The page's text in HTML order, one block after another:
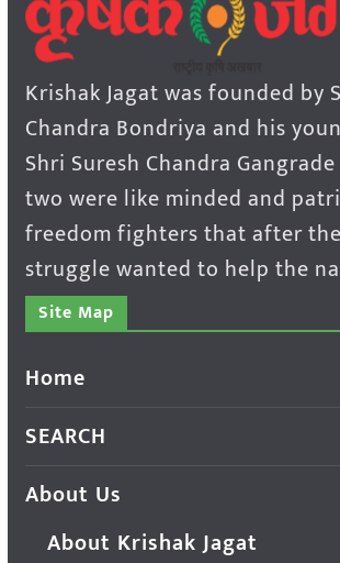
Krishak Jagat was founded by
Chandra Bondriya and his
Shri Suresh Chandra
two were like minded and
freedom fighters that after
struggle wanted to help the
Site Map
Home
SEARCH
About Us
About Krishak Jagat